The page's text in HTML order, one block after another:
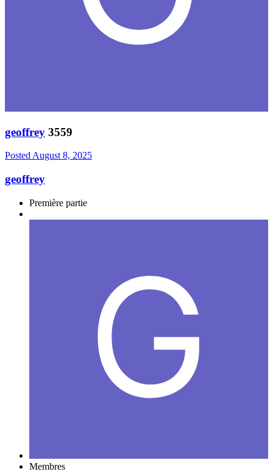
geoffrey 3559
Posted August 8, 2025
geoffrey
Première partie
Membres